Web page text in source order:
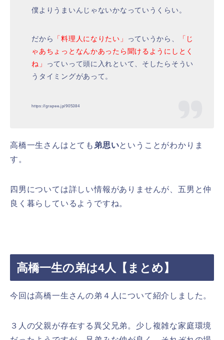
僕よりうまいんじゃないかなっていうくらい。
だから 「料理人になりたい」 っていうから、
「じ
ゃあちょっとなんかあったら聞けるようにしとく
ね」
っていって頭に入れといて、そしたらそうい
うタイミングがあって。
https://grapee.jp/905384
高橋一生さんはとても弟思いということがわかりま
す。
四男については詳しい情報がありませんが、五男と仲
良く暮らしているようですね。
高橋一生の弟は4人【まとめ】
今回は高橋一生さんの弟４人について紹介しました。
３人の父親が存在する異父兄弟。少し複雑な家庭環境